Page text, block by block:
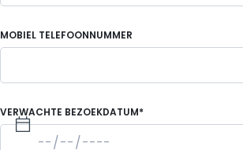
MOBIEL TELEFOONNUMMER
VERWACHTE BEZOEKDATUM*